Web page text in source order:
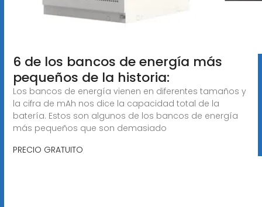
6 de los bancos de energía más
pequeños de la historia:
Los bancos de energía vienen en diferentes tamaños y
la cifra de mAh nos dice la capacidad total de la
batería. Estos son algunos de los bancos de energía
más pequeños que son demasiado
PRECIO GRATUITO